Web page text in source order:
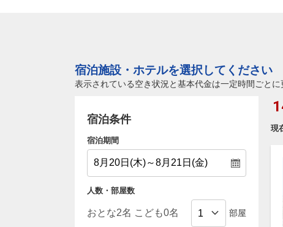
宿泊施設・ホテルを選択してください
表示されている空き状況と基本代金は一定時間ごと
宿泊条件
宿泊期間
人数・部屋数
部屋
現